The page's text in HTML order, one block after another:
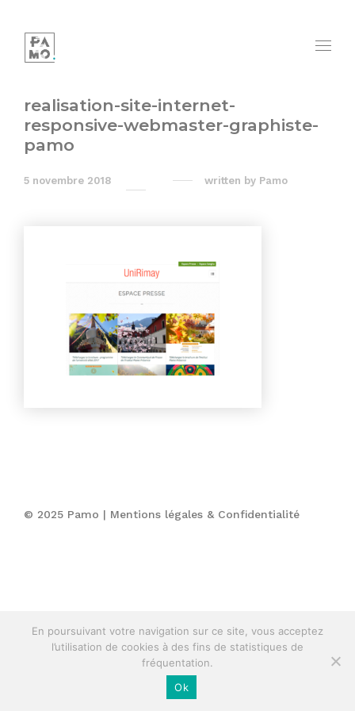
realisation-site-internet-
responsive-webmaster-graphiste-
pamo
5 novembre 2018 written by Pamo
© 2025 Pamo | Mentions légales & Confidentialité
En poursuivant votre navigation sur ce site, vous acceptez
l’utilisation de cookies à des fins de statistiques de
fréquentation.
Ok